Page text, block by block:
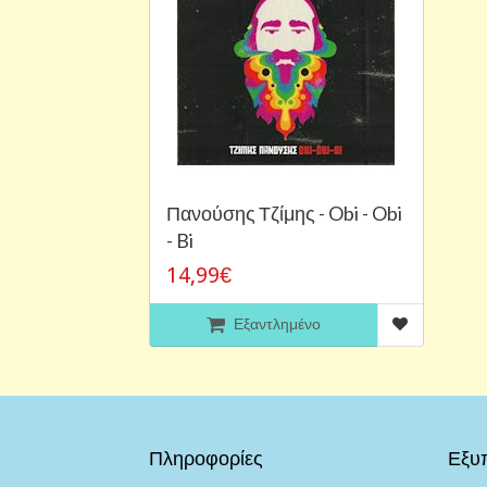
Πανούσης Τζίμης - Obi - Obi
- Bi
14,99€
Εξαντλημένο
Πληροφορίες